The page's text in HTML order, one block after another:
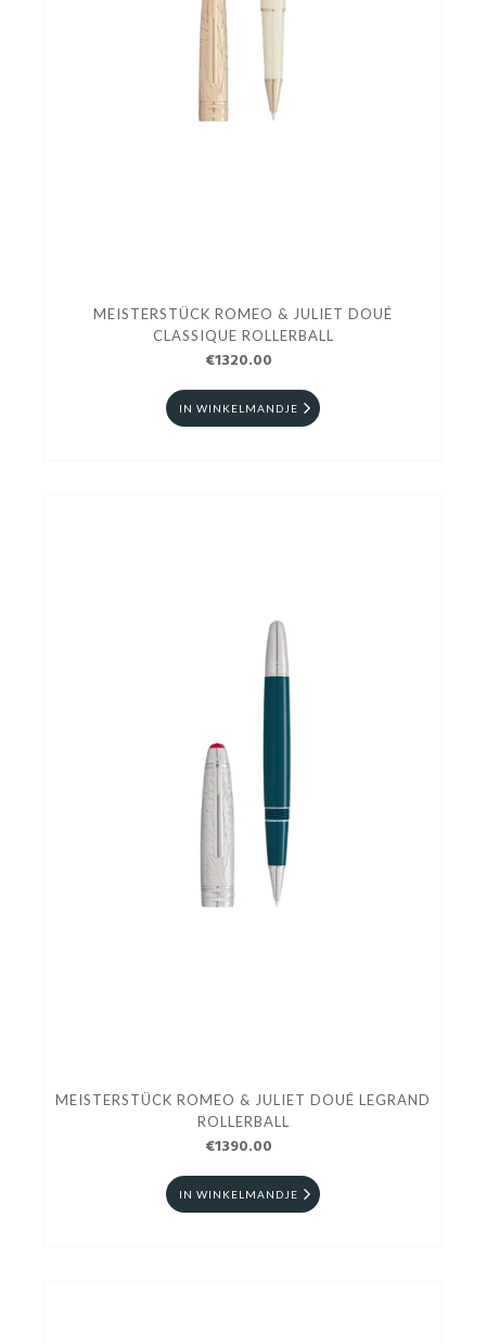
MEISTERSTÜCK ROMEO & JULIET DOUÉ
CLASSIQUE ROLLERBALL
€1320.00
IN WINKELMANDJE
MEISTERSTÜCK ROMEO & JULIET DOUÉ LEGRAND
ROLLERBALL
€1390.00
IN WINKELMANDJE